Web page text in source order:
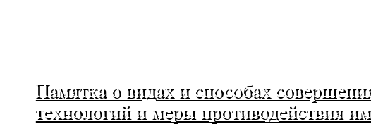
Памятка о видах и способах
технологий и меры противодействия им